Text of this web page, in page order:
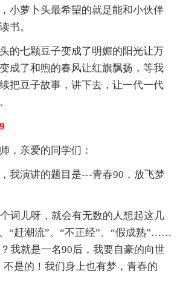
小萝卜头最希望的就是能和小伙伴
书。
的七颗豆子变成了明媚的阳光让万
成了和煦的春风让红旗飘扬，等我
把豆子故事，讲下去，让一代一代
，亲爱的同学们：
我演讲的题目是---青春90，放飞梦
词儿呀，就会有无数的人想起这几
“赶潮流”、“不正经”、“假成熟”……
我就是一名90后，我要自豪的向世
不是的！我们身上也有梦，青春的